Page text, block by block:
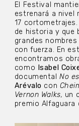
El Festival
estrenará a nivel
17
de historia y que
grandes
con fuerza. En
encontramos
como Isabel
documental No
Arévalo con
Vernon Walks, un
premio Alfaguara